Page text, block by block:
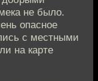
не было.
опасное
с местными
на карте